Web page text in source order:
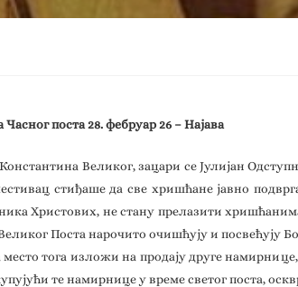
поста 28. фебруар 26 – Најава
Великог, зацари се Јулијан
стиђаше да све хришћане јавно
Христових, не стану прелазити
Поста нарочито очишћују и посвећују
место тога изложи на продају друге
те намирнице у време светог поста,